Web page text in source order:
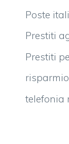
Poste
Prestiti
Prestiti
telefonia